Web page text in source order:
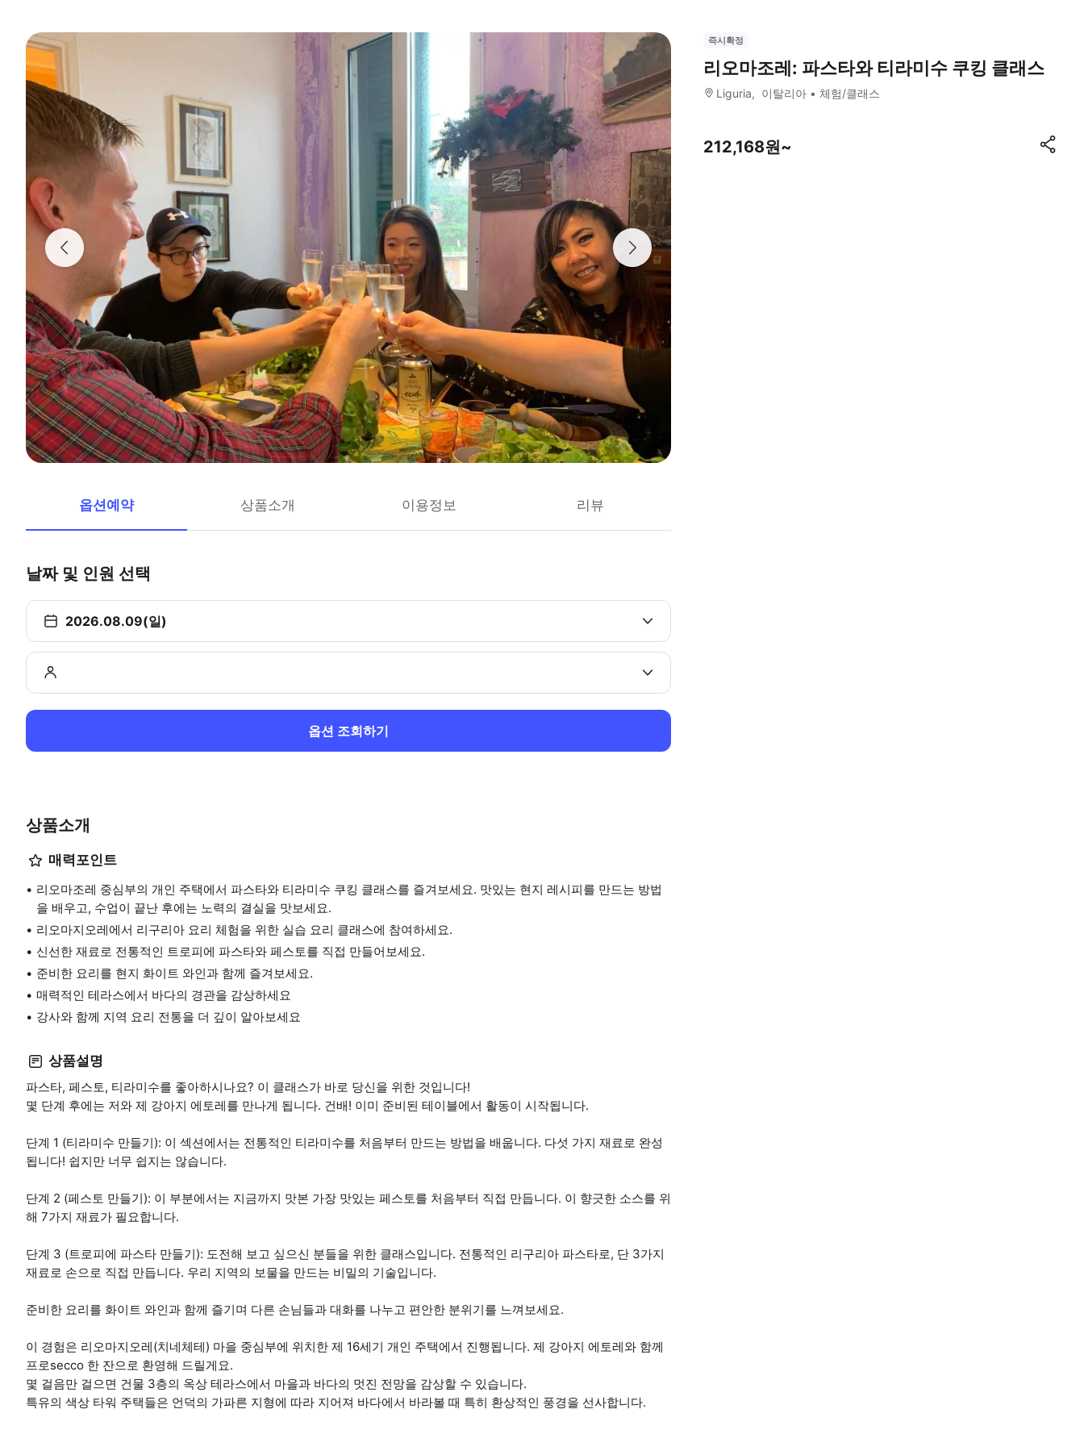
옵션예약 상품소개 이용정보 리뷰
날짜 및 인원 선택
2026.08.09(일)
옵션 조회하기
상품소개
매력포인트
리오마조레 중심부의 개인 주택에서 파스타와 티라미수 쿠킹 클래스를 즐겨보세요. 맛있는 현지 레시피를 만드는 방법
을 배우고, 수업이 끝난 후에는 노력의 결실을 맛보세요.
리오마지오레에서 리구리아 요리 체험을 위한 실습 요리 클래스에 참여하세요.
신선한 재료로 전통적인 트로피에 파스타와 페스토를 직접 만들어보세요.
준비한 요리를 현지 화이트 와인과 함께 즐겨보세요.
매력적인 테라스에서 바다의 경관을 감상하세요
강사와 함께 지역 요리 전통을 더 깊이 알아보세요
상품설명
파스타, 페스토, 티라미수를 좋아하시나요? 이 클래스가 바로 당신을 위한 것입니다!
몇 단계 후에는 저와 제 강아지 에토레를 만나게 됩니다. 건배! 이미 준비된 테이블에서 활동이 시작됩니다.
단계 1 (티라미수 만들기): 이 섹션에서는 전통적인 티라미수를 처음부터 만드는 방법을 배웁니다. 다섯 가지 재료로 완성
됩니다! 쉽지만 너무 쉽지는 않습니다.
단계 2 (페스토 만들기): 이 부분에서는 지금까지 맛본 가장 맛있는 페스토를 처음부터 직접 만듭니다. 이 향긋한 소스를 위
해 7가지 재료가 필요합니다.
단계 3 (트로피에 파스타 만들기): 도전해 보고 싶으신 분들을 위한 클래스입니다. 전통적인 리구리아 파스타로, 단 3가지
재료로 손으로 직접 만듭니다. 우리 지역의 보물을 만드는 비밀의 기술입니다.
준비한 요리를 화이트 와인과 함께 즐기며 다른 손님들과 대화를 나누고 편안한 분위기를 느껴보세요.
이 경험은 리오마지오레(치네체테) 마을 중심부에 위치한 제 16세기 개인 주택에서 진행됩니다. 제 강아지 에토레와 함께
프로secco 한 잔으로 환영해 드릴게요.
몇 걸음만 걸으면 건물 3층의 옥상 테라스에서 마을과 바다의 멋진 전망을 감상할 수 있습니다.
특유의 색상 타워 주택들은 언덕의 가파른 지형에 따라 지어져 바다에서 바라볼 때 특히 환상적인 풍경을 선사합니다.
즉시확정
리오마조레: 파스타와 티라미수 쿠킹 클래스
Liguria 이탈리아 체험/클래스
212,168원~